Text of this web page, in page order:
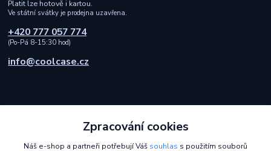
Platit lze hotově i kartou.
Ve státní svátky je prodejna uzavřena.
+420 777 057 774
(Po-Pá 8-15:30 hod)
info@coolcase.cz
Rychlá a spolehlivá doprava i bezpečná online platba
Zpracování cookies
Náš e-shop a partneři potřebují Váš souhlas s použitím souborů